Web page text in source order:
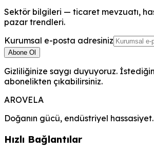
Sektör bilgileri — ticaret mevzuatı,
pazar trendleri.
Kurumsal e-posta adresiniz
Abone Ol
Gizliliğinize saygı duyuyoruz.
abonelikten çıkabilirsiniz.
AROVELA
Doğanın gücü, endüstriyel hassasiyet.
Hızlı Bağlantılar